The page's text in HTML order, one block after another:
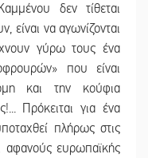
δεν τίθεται
είναι να αγωνίζονται
γύρω τους ένα
που είναι
και την κούφια
Πρόκειται για ένα
πλήρως στις
αφανούς ευρωπαϊκής